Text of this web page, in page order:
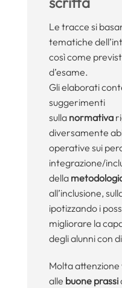
Le tracce si
tematiche
così come
d’esame.
Gli elaborati
suggerimenti
sulla normativa
diversamente
operative sui
integrazione/
della
all’inclusione,
ipotizzando i
migliorare la
degli alunni con
Molta
alle buone prassi